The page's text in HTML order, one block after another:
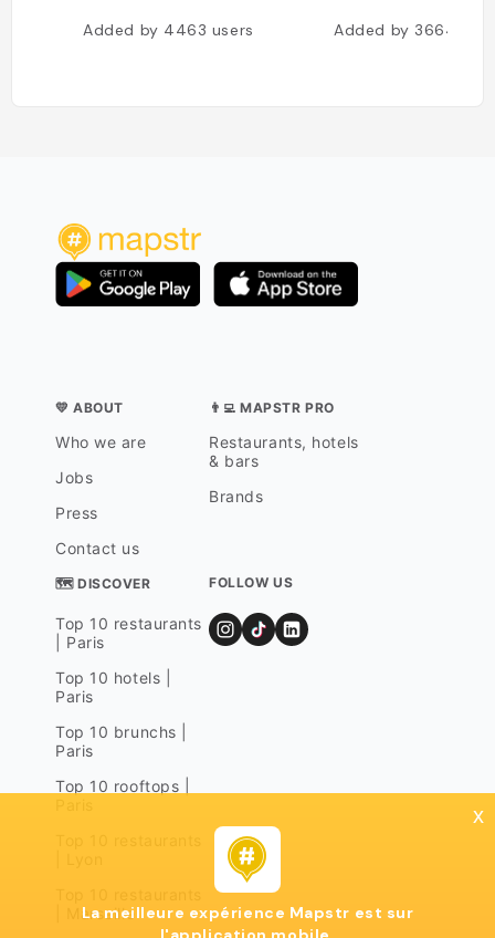
Added by 4463 users Added by 3664
💛 ABOUT
Who we are
Jobs
Press
Contact us
👨‍💻 MAPSTR PRO
Restaurants, hotels
& bars
Brands
🗺 DISCOVER
Top 10 restaurants
| Paris
Top 10 hotels |
Paris
Top 10 brunchs |
Paris
Top 10 rooftops |
| Marseille
FOLLOW US
x
La meilleure expérience Mapstr est sur